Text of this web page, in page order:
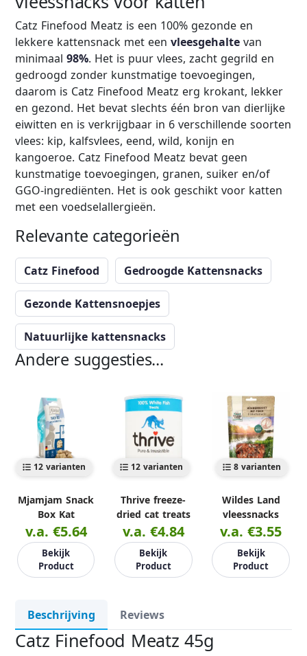
Catz Finefood Meatz is een 100% gezonde en
lekkere kattensnack met eenvleesgehalte van
minimaal98%. Het is puur vlees, zacht gegrild en
gedroogd zonder kunstmatige toevoegingen,
daarom is Catz Finefood Meatz erg krokant, lekker
en gezond. Het bevat slechts één bron van dierlijke
eiwitten en is verkrijgbaar in 6 verschillende soorten
vlees: kip, kalfsvlees, eend, wild, konijn en
kangoeroe. Catz Finefood Meatz bevat geen
kunstmatige toevoegingen, granen, suiker en/of
GGO-ingrediënten. Het is ook geschikt voor katten
met een voedselallergieën.
Relevante categorieën
Catz Finefood Gedroogde Kattensnacks
Gezonde Kattensnoepjes
Natuurlijke kattensnacks
Andere suggesties...
12 varianten
Mjamjam Snack
Box Kat
v.a. €5.64
Bekijk
Product
12 varianten
Thrive freeze-
dried cat treats
v.a. €4.84
Bekijk
Product
8 varianten
Wildes Land
vleessnacks
v.a. €3.55
Bekijk
Product
Beschrijving Reviews
Catz Finefood Meatz 45g